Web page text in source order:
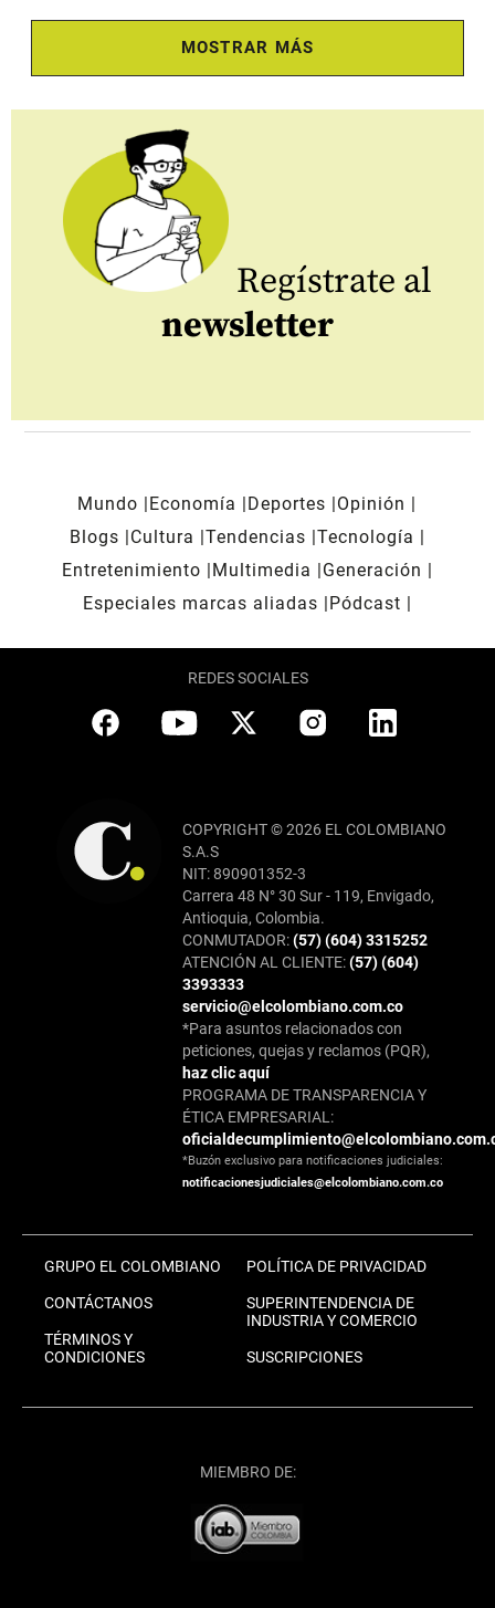
MOSTRAR MÁS
Regístrate al
newsletter
Mundo Economía Deportes
Opinión
Blogs
Cultura Tendencias Tecnología
Entretenimiento
Multimedia
Generación
Especiales marcas aliadas
Pódcast
REDES SOCIALES
COPYRIGHT © 2026 EL COLOMBIANO
S.A.S
NIT: 890901352-3
Carrera 48 N° 30 Sur - 119, Envigado,
Antioquia, Colombia.
CONMUTADOR:(57) (604) 3315252
ATENCIÓN AL CLIENTE:(57) (604)
3393333
servicio@elcolombiano.com.co
*Para asuntos relacionados con
peticiones, quejas y reclamos (PQR),
haz clic aquí
PROGRAMA DE TRANSPARENCIA Y
ÉTICA EMPRESARIAL:
*Buzón exclusivo para notificaciones judiciales:
notificacionesjudiciales@elcolombiano.com.co
GRUPO EL COLOMBIANO
CONTÁCTANOS
TÉRMINOS Y
CONDICIONES
POLÍTICA DE PRIVACIDAD
SUPERINTENDENCIA DE
INDUSTRIA Y COMERCIO
SUSCRIPCIONES
MIEMBRO DE: